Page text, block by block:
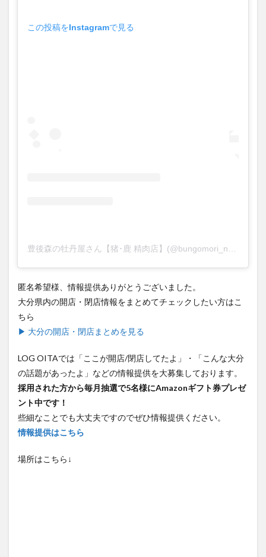
この投稿をInstagramで見る
豊後森の牡丹屋さん【猪･鹿 精肉店】(@bungomori_no_botan)がシェアした投稿
匿名希望様、情報提供ありがとうございました。
大分県内の開店・閉店情報をまとめてチェックしたい方はこ
ちら
▶ 大分の開店・閉店まとめを見る
LOG OITAでは「ここが開店/閉店してたよ」・「こんな大分
の話題があったよ」などの情報提供を大募集しております。
採用された方から毎月抽選で5名様にAmazonギフト券プレゼ
ント中です！
些細なことでも大丈夫ですのでぜひ情報提供ください。
情報提供はこちら
場所はこちら↓